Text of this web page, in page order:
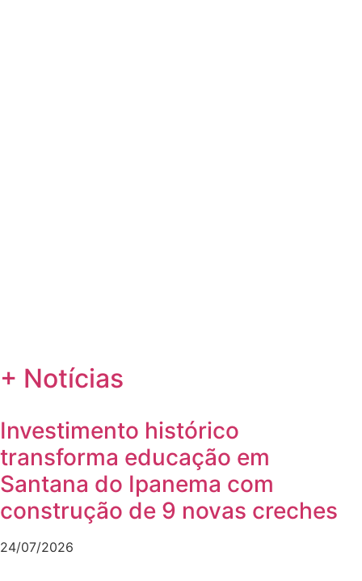
+ Notícias
Investimento histórico
transforma educação em
Santana do Ipanema com
construção de 9 novas creches
24/07/2026